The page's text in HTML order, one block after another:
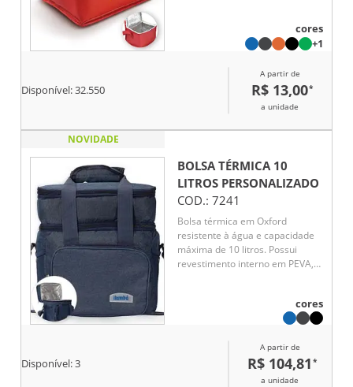
temperatura de alimentos e
bebidas por mais tempo. Uma
corporativo funcional, versátil e
personalizável para eventos,
campanhas promocionais e
cores
+1
Disponível:32.550
A partir de
R$ 13,00*
a unidade
NOVIDADE
BOLSA TÉRMICA 10
LITROS PERSONALIZADO
COD.: 7241
Bolsa térmica em Oxford
resistente à água e capacidade
máxima de 10 litros. Possui
revestimento interno em PEVA,
bebidas por mais tempo. Sua
tampa apresenta revestimento
compartimento frontal externo e
mais dois bolsos laterais em tela
cores
Disponível:3
A partir de
R$ 104,81 *
a unidade